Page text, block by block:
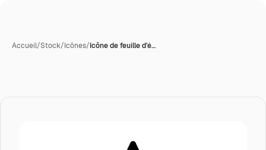
Accueil/Stock/Icônes/Icône de feuille d'é…